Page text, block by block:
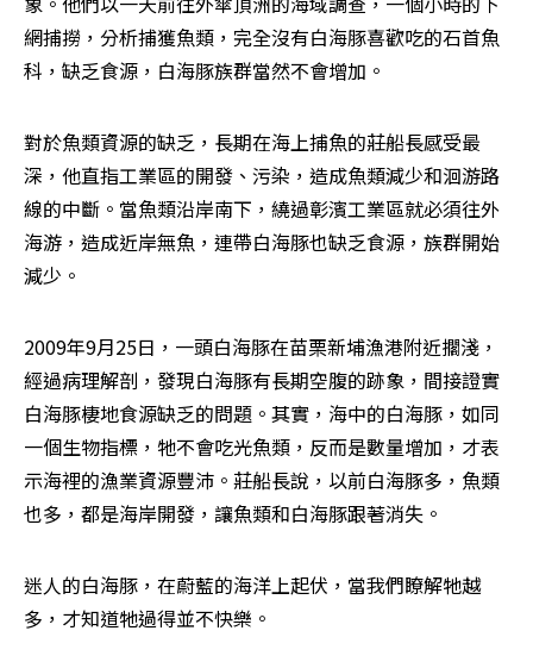
網捕撈，分析捕獲魚類，完全沒有白海豚喜歡吃的石首魚
科，缺乏食源，白海豚族群當然不會增加。
對於魚類資源的缺乏，長期在海上捕魚的莊船長感受最
深，他直指工業區的開發、污染，造成魚類減少和洄游路
線的中斷。當魚類沿岸南下，繞過彰濱工業區就必須往外
海游，造成近岸無魚，連帶白海豚也缺乏食源，族群開始
減少。
2009年9月25日，一頭白海豚在苗栗新埔漁港附近擱淺，
經過病理解剖，發現白海豚有長期空腹的跡象，間接證實
白海豚棲地食源缺乏的問題。其實，海中的白海豚，如同
一個生物指標，牠不會吃光魚類，反而是數量增加，才表
示海裡的漁業資源豐沛。莊船長說，以前白海豚多，魚類
也多，都是海岸開發，讓魚類和白海豚跟著消失。
迷人的白海豚，在蔚藍的海洋上起伏，當我們瞭解牠越
多，才知道牠過得並不快樂。